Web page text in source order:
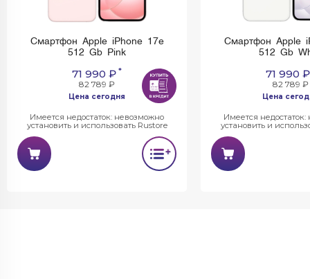
Смартфон Apple iPhone 17e
512 Gb Pink
71 990 ₽ *
82 789 ₽
Цена сегодня
Имеется недостаток: невозможно
установить и использовать Rustore
Смартфон Apple
512 Gb
71 990 ₽
82 789 ₽
Цена
Имеется
установить и